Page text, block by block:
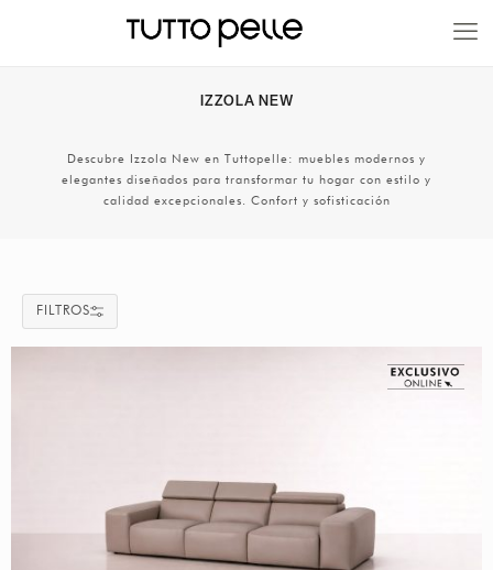
20% EN PRODUCTOS A FABRICACIÓN
IZZOLA NEW
Descubre Izzola New en Tuttopelle: muebles modernos y
elegantes diseñados para transformar tu hogar con estilo y
calidad excepcionales. Confort y sofisticación
FILTROS